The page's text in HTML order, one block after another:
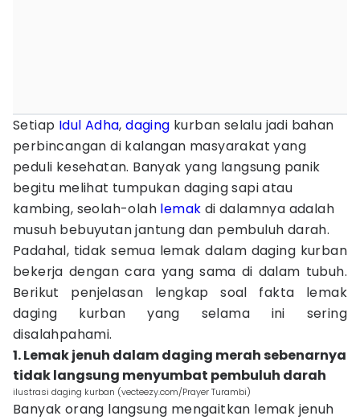
Setiap Idul Adha,daging kurban selalu jadi bahan
perbincangan di kalangan masyarakat yang
peduli kesehatan. Banyak yang langsung panik
begitu melihat tumpukan daging sapi atau
kambing, seolah-olah lemak di dalamnya adalah
musuh bebuyutan jantung dan pembuluh darah.
Padahal, tidak semua lemak dalam daging kurban
bekerja dengan cara yang sama di dalam tubuh.
Berikut penjelasan lengkap soal fakta lemak
daging kurban yang selama ini sering
disalahpahami.
1. Lemak jenuh dalam daging merah sebenarnya
tidak langsung menyumbat pembuluh darah
ilustrasi daging kurban (vecteezy.com/Prayer Turambi)
Banyak orang langsung mengaitkan lemak jenuh